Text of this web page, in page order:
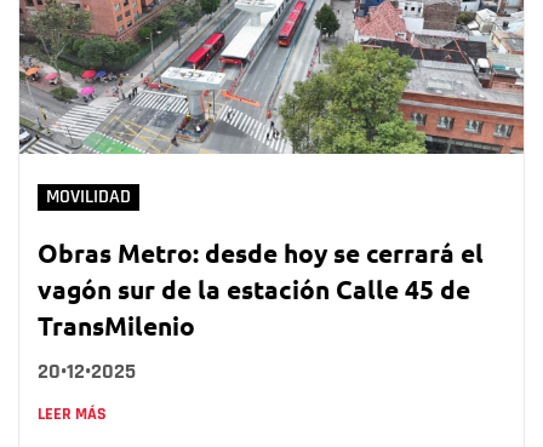
MOVILIDAD
Obras Metro: desde hoy se cerrará el
vagón sur de la estación Calle 45 de
TransMilenio
20•12•2025
LEER MÁS